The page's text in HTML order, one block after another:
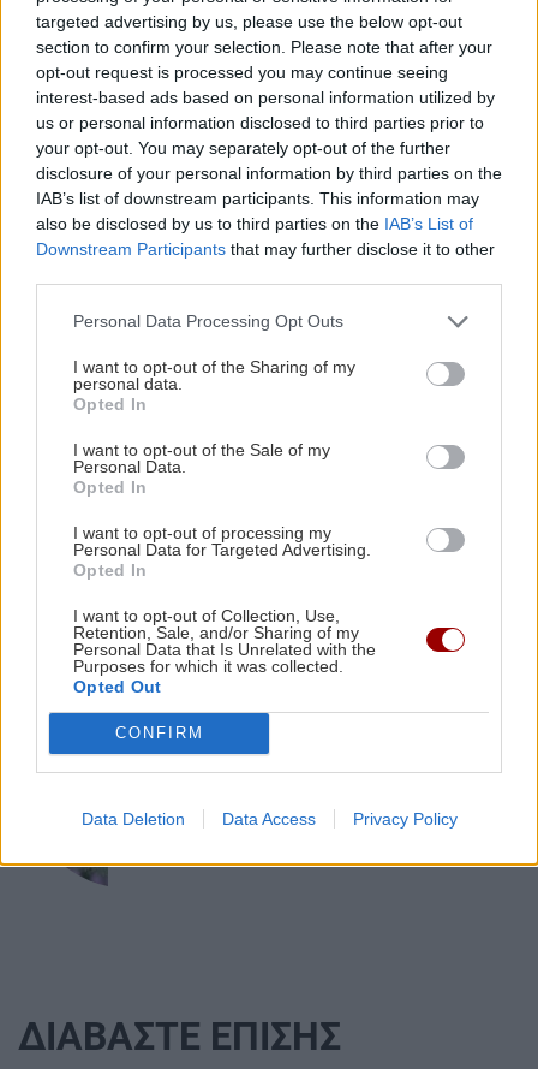
targeted advertising by us, please use the below opt-out
section to confirm your selection. Please note that after your
opt-out request is processed you may continue seeing
interest-based ads based on personal information utilized by
us or personal information disclosed to third parties prior to
your opt-out. You may separately opt-out of the further
disclosure of your personal information by third parties on the
IAB’s list of downstream participants. This information may
also be disclosed by us to third parties on the IAB’s List of
Downstream Participants that may further disclose it to other
Personal Data Processing Opt Outs
I want to opt-out of the Sharing of my
personal data.
Opted In
I want to opt-out of the Sale of my
Personal Data.
Opted In
I want to opt-out of processing my
Personal Data for Targeted Advertising.
Opted In
I want to opt-out of Collection, Use,
Retention, Sale, and/or Sharing of my
Personal Data that Is Unrelated with the
Purposes for which it was collected.
Opted Out
CONFIRM
Data Deletion Data Access Privacy Policy
GOSSIP - LIFESTYLE
Ο Σάκης Ρουβάς έγινε μελισσοκόμος για μία
ημέρα
12:58
ΚΡΗΤΗ
Κτηματολόγιο: Ποιοι μπορούν να δηλώσουν το
ακίνητό τους και μετά την λήξη της
προθεσμίας
Επέτρεψε στην ανήλικη κόρη της να πιει
αλκοόλ και τα έκανε «γης Μαδιάμ» στο Κέντρο
ΕΠΙΣΤΗΜΗ
Γιατί ξεχνάμε τα ονόματα αλλά θυμόμαστε τα
πρόσωπα; Η επιστήμη εξηγεί
Το συνηθισμένο λάθος που χαλάει πιο
γρήγορα το καρπούζι – Πώς να το
αποφύγετε
ΚΡΗΤΗ
Αστυνομικοί Ηρακλείου: Ενισχύουν
έμπρακτα το Γραφείο Ανηλίκων -
ΤΕΧΝΟΛΟΓΙΑ
«προδίδουν» ένα κείμενο γραμμένο με
AI
ΟΙΚΟΝΟΜΙΑ
Άνοιξε η πλατφόρμα για ενισχύσεις de
παραγωγούς
ΔΙΑΒΑΣΤΕ ΕΠΙΣΗΣ